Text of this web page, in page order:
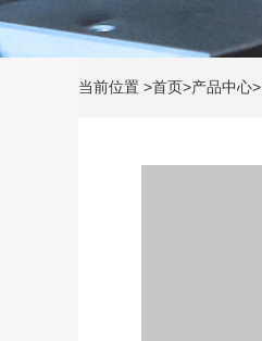
当前位置 >首页>产品中心>